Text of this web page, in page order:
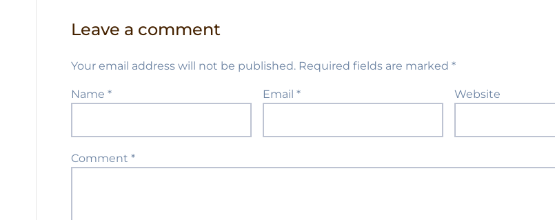
Leave a comment
Your email address will not be published. Required fields are marked *
Name * Email * Website
Comment *